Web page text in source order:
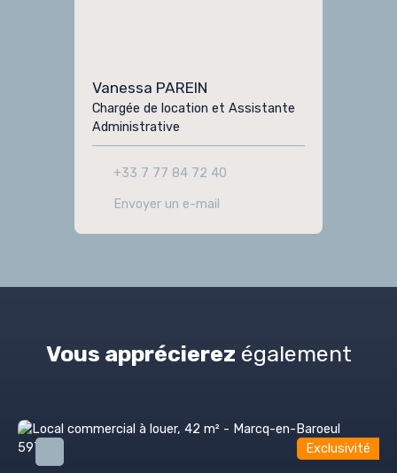
Vanessa PAREIN
Chargée de location et Assistante
Administrative
+33 7 77 84 72 40
Envoyer un e-mail
Vous apprécierez également
Exclusivité